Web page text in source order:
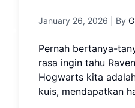
January 26, 2026 | By
Pernah bertanya-
rasa ingin tahu
Hogwarts kita
kuis, mendapatkan